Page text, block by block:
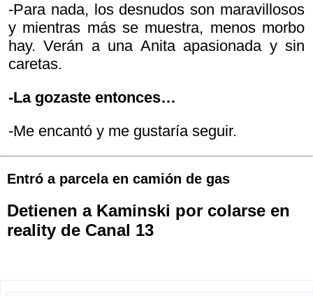
-Para nada, los desnudos son maravillosos
y mientras más se muestra, menos morbo
hay. Verán a una Anita apasionada y sin
caretas.
-La gozaste entonces…
-Me encantó y me gustaría seguir.
Entró a parcela en camión de gas
Detienen a Kaminski por colarse en
reality de Canal 13